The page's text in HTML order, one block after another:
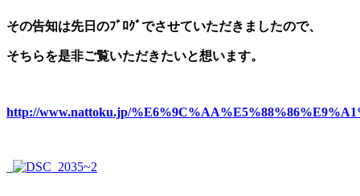
その告知は先日のﾌﾞﾛｸﾞでさせていただきましたので、
そちらを是非ご覧いただきたいと想います。
http://www.nattoku.jp/